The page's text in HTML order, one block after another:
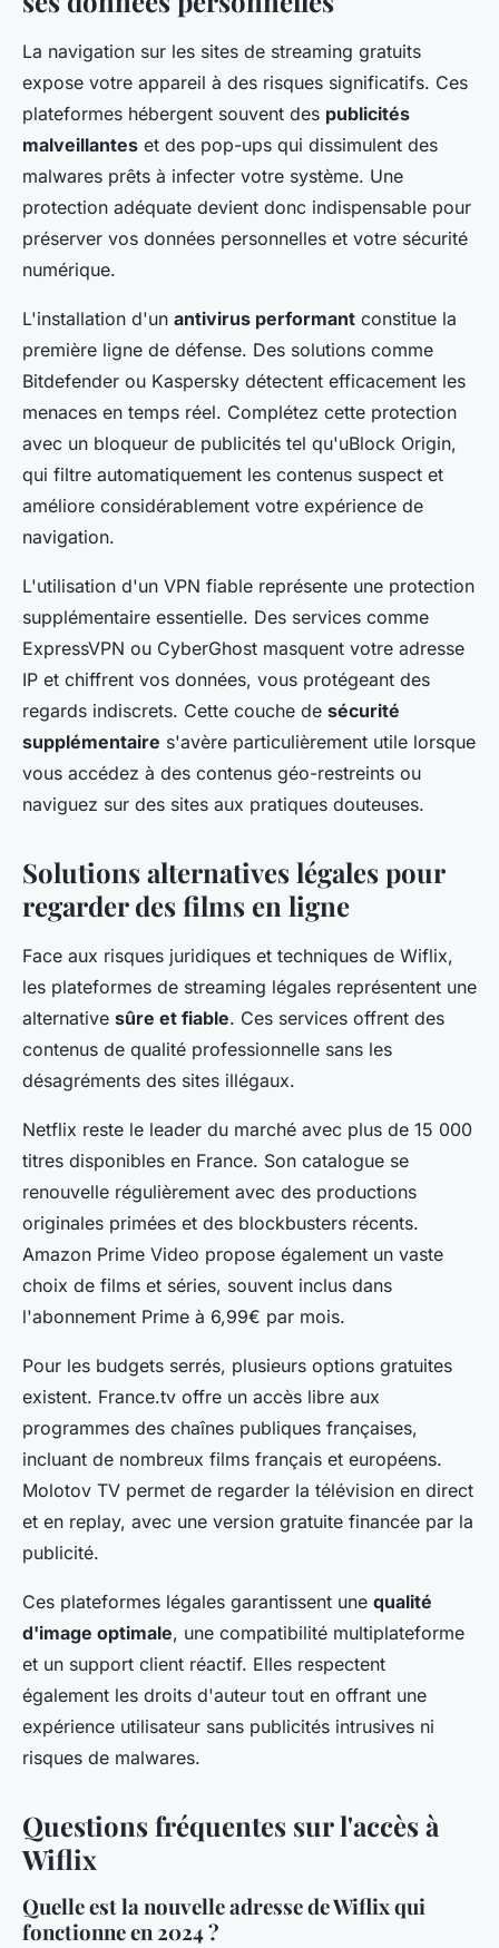
La navigation sur les sites de streaming gratuits
expose votre appareil à des risques significatifs. Ces
plateformes hébergent souvent des publicités
malveillantes et des pop-ups qui dissimulent des
malwares prêts à infecter votre système. Une
protection adéquate devient donc indispensable pour
préserver vos données personnelles et votre sécurité
numérique.
L'installation d'un antivirus performant constitue la
première ligne de défense. Des solutions comme
Bitdefender ou Kaspersky détectent efficacement les
menaces en temps réel. Complétez cette protection
avec un bloqueur de publicités tel qu'uBlock Origin,
qui filtre automatiquement les contenus suspect et
améliore considérablement votre expérience de
navigation.
L'utilisation d'un VPN fiable représente une protection
supplémentaire essentielle. Des services comme
ExpressVPN ou CyberGhost masquent votre adresse
IP et chiffrent vos données, vous protégeant des
regards indiscrets. Cette couche de sécurité
supplémentaire s'avère particulièrement utile lorsque
vous accédez à des contenus géo-restreints ou
naviguez sur des sites aux pratiques douteuses.
Solutions alternatives légales pour
regarder des films en ligne
Face aux risques juridiques et techniques de Wiflix,
les plateformes de streaming légales représentent une
alternative sûre et fiable. Ces services offrent des
contenus de qualité professionnelle sans les
désagréments des sites illégaux.
Netflix reste le leader du marché avec plus de 15 000
titres disponibles en France. Son catalogue se
renouvelle régulièrement avec des productions
originales primées et des blockbusters récents.
Amazon Prime Video propose également un vaste
choix de films et séries, souvent inclus dans
l'abonnement Prime à 6,99€ par mois.
Pour les budgets serrés, plusieurs options gratuites
existent. France.tv offre un accès libre aux
programmes des chaînes publiques françaises,
incluant de nombreux films français et européens.
Molotov TV permet de regarder la télévision en direct
et en replay, avec une version gratuite financée par la
publicité.
Ces plateformes légales garantissent une qualité
d'image optimale, une compatibilité multiplateforme
et un support client réactif. Elles respectent
également les droits d'auteur tout en offrant une
expérience utilisateur sans publicités intrusives ni
risques de malwares.
Questions fréquentes sur l'accès à
Wiflix
Quelle est la nouvelle adresse de Wiflix qui
fonctionne en 2024 ?